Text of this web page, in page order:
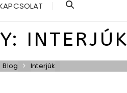
INTERJÚK
Blog Interjúk